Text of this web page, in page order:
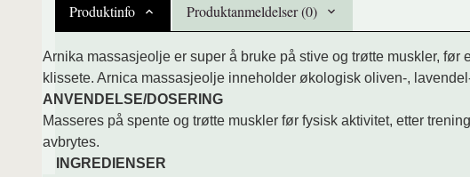
Produktinfo Produktanmeldelser (0)
Arnika massasjeolje er super å bruke på stive og trøtte muskler,
klissete. Arnica massasjeolje inneholder økologisk oliven-,
ANVENDELSE/DOSERING
Masseres på spente og trøtte muskler før fysisk aktivitet, etter
avbrytes.
INGREDIENSER